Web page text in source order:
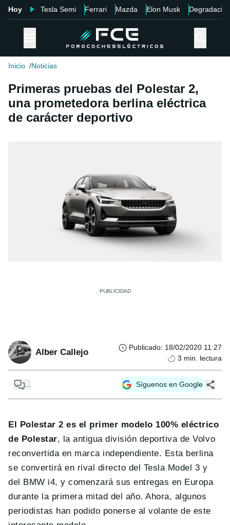
Hoy Tesla Semi Ferrari Mazda Elon Musk Degradación
Inicio Noticias
Primeras pruebas del Polestar 2,
una prometedora berlina eléctrica
de carácter deportivo
Alber Callejo Publicado: 18/02/2020 11:27
3 min. lectura
... Síguenos en Google
El Polestar 2 es el primer modelo 100% eléctrico
de Polestar, la antigua división deportiva de Volvo
reconvertida en marca independiente. Esta berlina
se convertirá en rival directo del Tesla Model 3 y
del BMW i4, y comenzará sus entregas en Europa
durante la primera mitad del año. Ahora, algunos
periodistas han podido ponerse al volante de este